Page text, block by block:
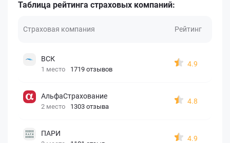
Таблица рейтинга страховых компаний:
Страховая компания Рейтинг
ВСК
1 место 1719 отзывов
4.9
АльфаСтрахование
2 место 1303 отзыва
4.8
ПАРИ
4.9